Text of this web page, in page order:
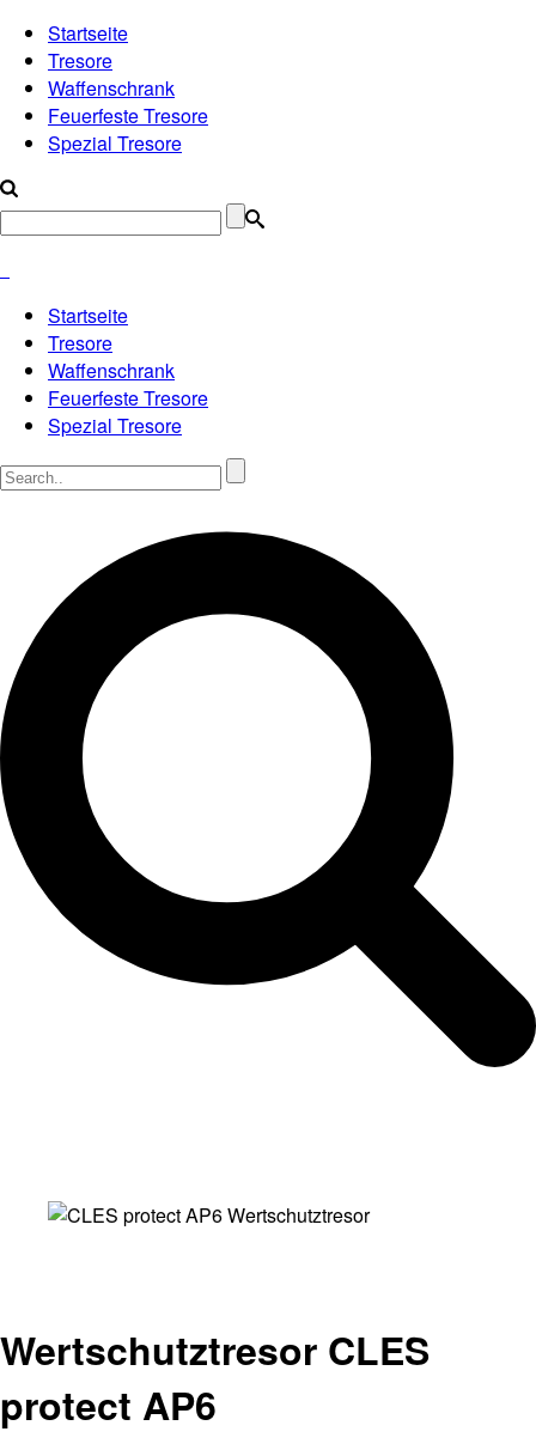
Startseite
Tresore
Waffenschrank
Feuerfeste Tresore
Spezial Tresore
Startseite
Tresore
Waffenschrank
Feuerfeste Tresore
Spezial Tresore
Wertschutztresor CLES
protect AP6